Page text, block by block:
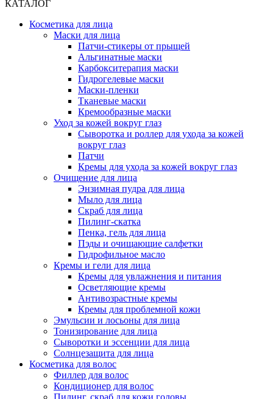
КАТАЛОГ
Косметика для лица
Маски для лица
Патчи-стикеры от прыщей
Альгинатные маски
Карбокситерапия маски
Гидрогелевые маски
Маски-пленки
Тканевые маски
Кремообразные маски
Уход за кожей вокруг глаз
Сыворотка и роллер для ухода за кожей
вокруг глаз
Патчи
Кремы для ухода за кожей вокруг глаз
Очищение для лица
Энзимная пудра для лица
Мыло для лица
Скраб для лица
Пилинг-скатка
Пенка, гель для лица
Пэды и очищающие салфетки
Гидрофильное масло
Кремы и гели для лица
Кремы для увлажнения и питания
Осветляющие кремы
Антивозрастные кремы
Кремы для проблемной кожи
Эмульсии и лосьоны для лица
Тонизирование для лица
Сыворотки и эссенции для лица
Солнцезащита для лица
Косметика для волос
Филлер для волос
Кондиционер для волос